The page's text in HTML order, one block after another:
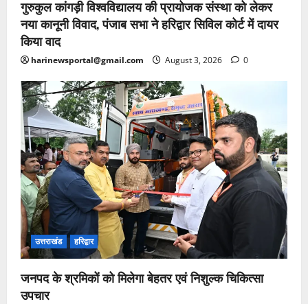
गुरुकुल कांगड़ी विश्वविद्यालय की प्रायोजक संस्था को लेकर
नया कानूनी विवाद, पंजाब सभा ने हरिद्वार सिविल कोर्ट में दायर
किया वाद
harinewsportal@gmail.com August 3, 2026 0
उत्तराखंड हरिद्वार
जनपद के श्रमिकों को मिलेगा बेहतर एवं निशुल्क चिकित्सा
उपचार